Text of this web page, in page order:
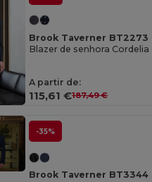
Brook Taverner BT2273
Blazer de senhora Cordelia
A partir de:
115,61 €187,49 €
-35%
Brook Taverner BT3344